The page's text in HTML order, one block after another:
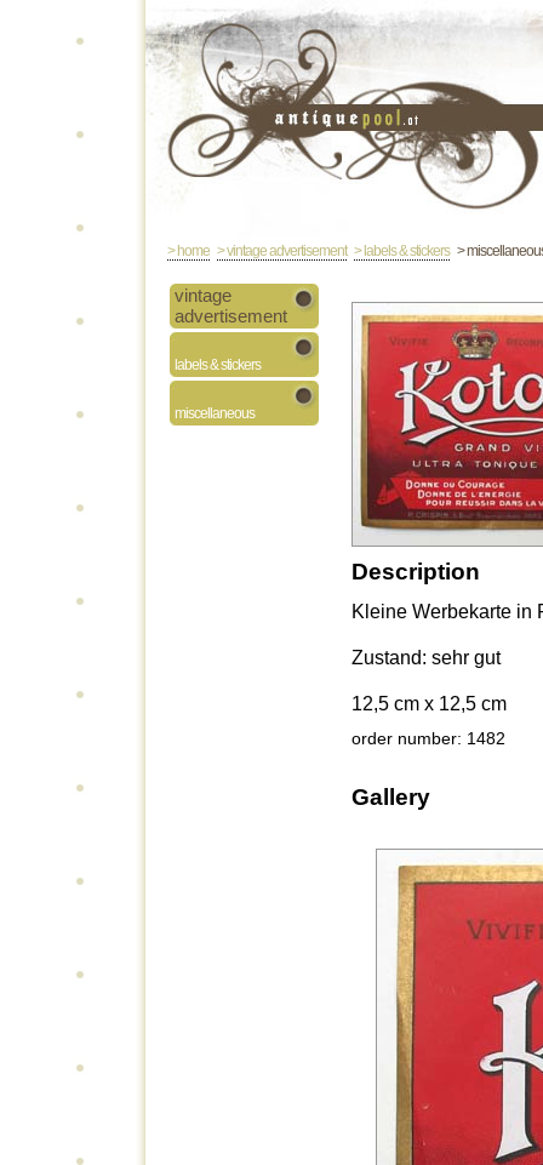
> home > vintage advertisement > labels & stickers>
vintage
advertisement
labels & stickers
miscellaneous
Description
Kleine Werbekarte in
Zustand: sehr gut
12,5 cm x 12,5 cm
order number: 1482
Gallery